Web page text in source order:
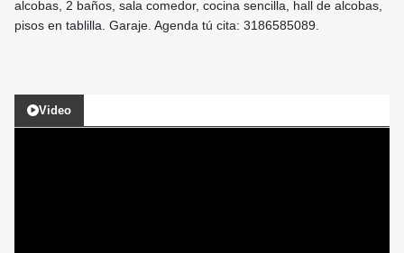
alcobas, 2 baños, sala comedor, cocina sencilla, hall de alcobas,
pisos en tablilla. Garaje. Agenda tú cita: 3186585089.
Video